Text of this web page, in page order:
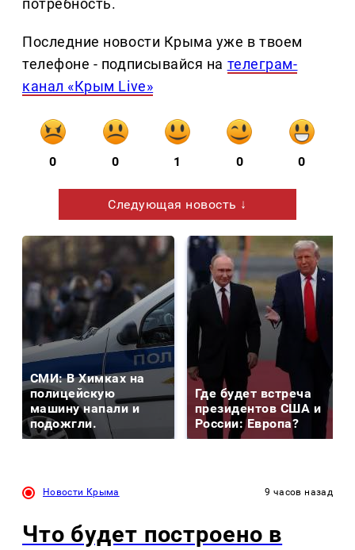
потребность.
Последние новости Крыма уже в твоем
телефоне - подписывайся на телеграм-
канал «Крым Live»
0 0 1 0 0
Следующая новость ↓
СМИ: В Химках на
полицейскую
машину напали и
подожгли.
Где будет встреча
президентов США и
России: Европа?
Новости Крыма 9 часов назад
Что будет построено в